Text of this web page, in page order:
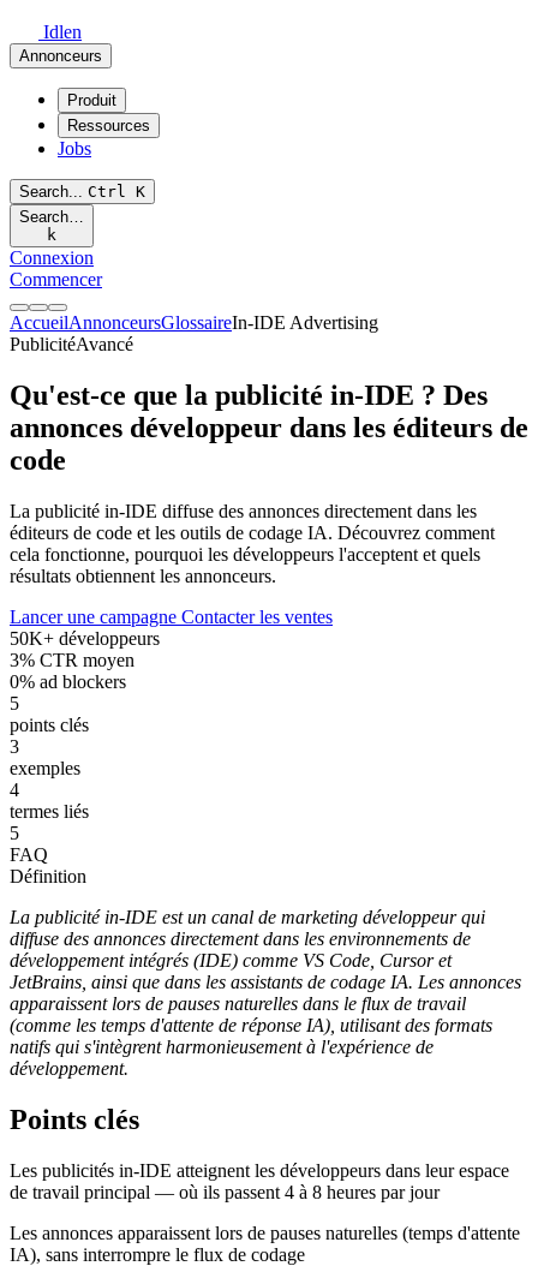
Idlen
Annonceurs
Produit
Ressources
Jobs
Search... Ctrl K
Search…
k
Connexion
Commencer
AccueilAnnonceursGlossaireIn-IDE Advertising
PublicitéAvancé
Qu'est-ce que la publicité in-IDE ? Des
annonces développeur dans les éditeurs de
code
La publicité in-IDE diffuse des annonces directement dans les
éditeurs de code et les outils de codage IA. Découvrez comment
cela fonctionne, pourquoi les développeurs l'acceptent et quels
résultats obtiennent les annonceurs.
Lancer une campagne Contacter les ventes
50K+ développeurs
3% CTR moyen
0% ad blockers
5
points clés
3
exemples
4
termes liés
5
FAQ
Définition
La publicité in-IDE est un canal de marketing développeur qui
diffuse des annonces directement dans les environnements de
développement intégrés (IDE) comme VS Code, Cursor et
JetBrains, ainsi que dans les assistants de codage IA. Les annonces
apparaissent lors de pauses naturelles dans le flux de travail
(comme les temps d'attente de réponse IA), utilisant des formats
natifs qui s'intègrent harmonieusement à l'expérience de
développement.
Points clés
Les publicités in-IDE atteignent les développeurs dans leur espace
de travail principal — où ils passent 4 à 8 heures par jour
Les annonces apparaissent lors de pauses naturelles (temps d'attente
IA), sans interrompre le flux de codage